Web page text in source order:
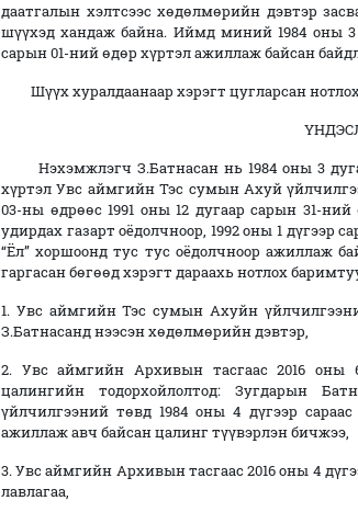
даатгалын хэлтсээс хөдөлмөрийн дэвтэр
шүүхэд хандаж байна. Иймд миний 1984 оны 3
сарын 01-ний өдөр хүртэл ажиллаж байсан
Шүүх хуралдаанаар хэрэгт цугларсан
Нэхэмжлэгч З.Батнасан нь 1984 оны 3
хүртэл Увс аймгийн Тэс сумын Ахуй
03-ны өдрөөс 1991 оны 12 дугаар сарын 31-
удирдах газарт оёдолчноор, 1992 оны 1 дүгээр
“Ёл” хоршоонд тус тус оёдолчноор ажиллаж
гаргасан бөгөөд хэрэгт дараахь нотлох
1. Увс аймгийн Тэс сумын Ахуйн
З.Батнасанд нээсэн хөдөлмөрийн дэвтэр,
2. Увс аймгийн Архивын тасгаас 2016 оны
цалингийн тодорхойлолтод: Зугдарын
үйлчилгээний төвд 1984 оны 4 дүгээр
ажиллаж авч байсан цалинг түүвэрлэн бичжээ,
3. Увс аймгийн Архивын тасгаас 2016 оны 4
лавлагаа,